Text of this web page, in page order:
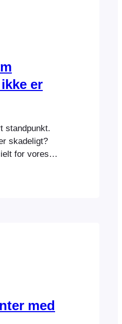
er
standpunkt.
skadeligt?
for vores
debat med
med